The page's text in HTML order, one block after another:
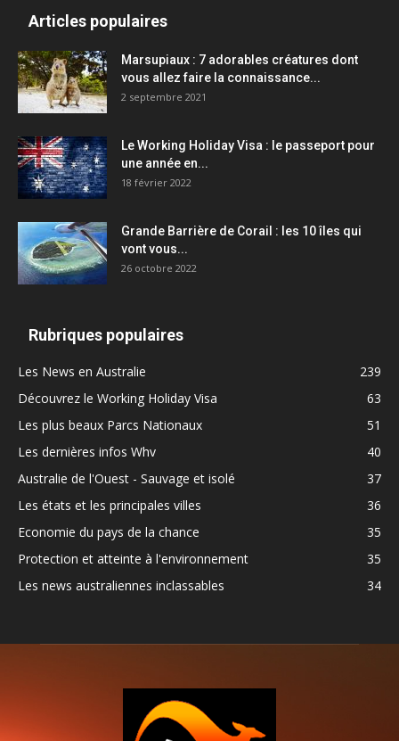
Articles populaires
Marsupiaux : 7 adorables créatures dont
vous allez faire la connaissance...
2 septembre 2021
Le Working Holiday Visa : le passeport pour
une année en...
18 février 2022
Grande Barrière de Corail : les 10 îles qui
vont vous...
26 octobre 2022
Rubriques populaires
Les News en Australie
239
Découvrez le Working Holiday Visa
63
Les plus beaux Parcs Nationaux
51
Les dernières infos Whv
40
Australie de l'Ouest - Sauvage et isolé
37
Les états et les principales villes
36
Economie du pays de la chance
35
Protection et atteinte à l'environnement
35
Les news australiennes inclassables
34